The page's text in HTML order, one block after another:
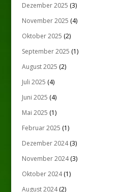
Dezember 2025 (3)
November 2025 (4)
Oktober 2025 (2)
September 2025 (1)
August 2025 (2)
Juli 2025 (4)
Juni 2025 (4)
Mai 2025 (1)
Februar 2025 (1)
Dezember 2024(3)
November 2024(3)
Oktober 2024(1)
August 2024(2)